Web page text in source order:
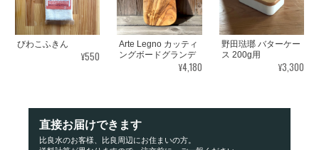
びわこふきん
¥550
Arte Legno カッティ
ングボードグランデ
¥4,180
野田琺瑯 バターケー
ス 200g用
¥3,300
直接お届けできます
比良水のお客様、比良周辺にお住まいの方。